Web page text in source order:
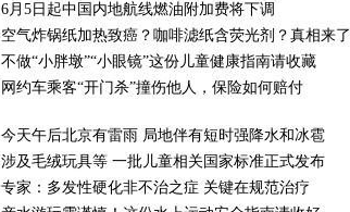
6月5日起中国内地航线燃油附加费将下调
空气炸锅纸加热致癌？咖啡滤纸含荧光剂？真相来了
不做“小胖墩”“小眼镜”这份儿童健康指南请收藏
网约车乘客“开门杀”撞伤他人，保险如何赔付
今天午后北京有雷雨 局地伴有短时强降水和冰雹
涉及毛绒玩具等 一批儿童相关国家标准正式发布
专家：多发性硬化非不治之症 关键在规范治疗